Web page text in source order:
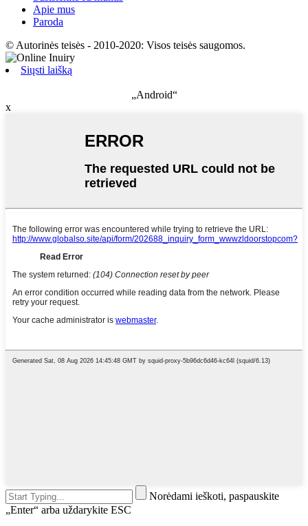
Apie mus
Paroda
© Autorinės teisės - 2010-2020: Visos teisės saugomos.
Siųsti laišką
„Android“
x
Norėdami ieškoti, paspauskite
„Enter“ arba uždarykite ESC